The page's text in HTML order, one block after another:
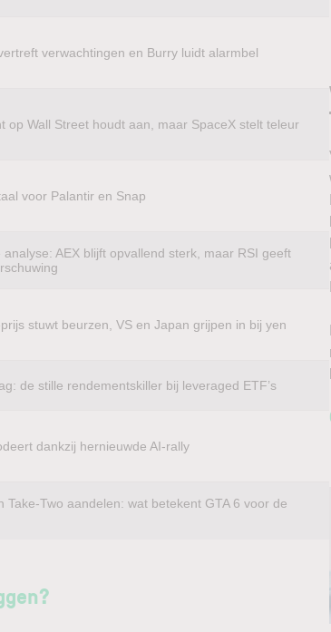
verwachtingen en Burry luidt alarmbel
op Wall Street houdt aan, maar SpaceX stelt teleur
voor Palantir en Snap
analyse: AEX blijft opvallend sterk, maar RSI geeft
stuwt beurzen, VS en Japan grijpen in bij yen
de stille rendementskiller bij leveraged ETF’s
dankzij hernieuwde AI-rally
Take-Two aandelen: wat betekent GTA 6 voor de